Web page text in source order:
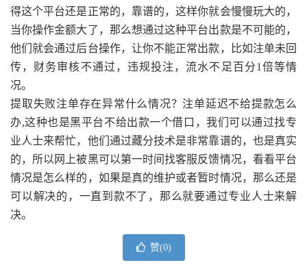
得这个平台还是正常的，靠谱的，这样你就会慢慢玩大的，
当你操作金额大了，那么想通过这种平台出款是不可能的，
他们就会通过后台操作，让你不能正常出款，比如注单未回
传，财务审核不通过，违规投注，流水不足百分1倍等情
况。
提取失败注单存在异常什么情况？注单延迟不给提款怎么
办,这种也是黑平台不给出款一个借口，我们可以通过找专
业人士来帮忙，他们通过藏分技术是非常靠谱的，也是真实
的，所以网上被黑可以第一时间找客服反馈情况，看看平台
情况是怎么样的，如果是真的维护或者暂时情况，那么还是
可以解决的，一直到款不了，那么就要通过专业人士来解
决。
赞(0)